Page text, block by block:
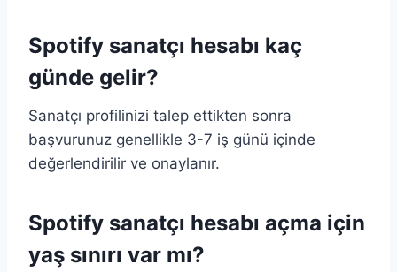
Spotify sanatçı hesabı kaç
günde gelir?
Sanatçı profilinizi talep ettikten sonra
başvurunuz genellikle 3-7 iş günü içinde
değerlendirilir ve onaylanır.
Spotify sanatçı hesabı açma için
yaş sınırı var mı?